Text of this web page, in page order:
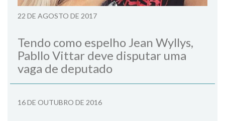
22 DE AGOSTO DE 2017
Tendo como espelho Jean Wyllys,
Pabllo Vittar deve disputar uma
vaga de deputado
16 DE OUTUBRO DE 2016